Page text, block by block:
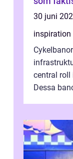
30 juni
inspiration
central
Dessa